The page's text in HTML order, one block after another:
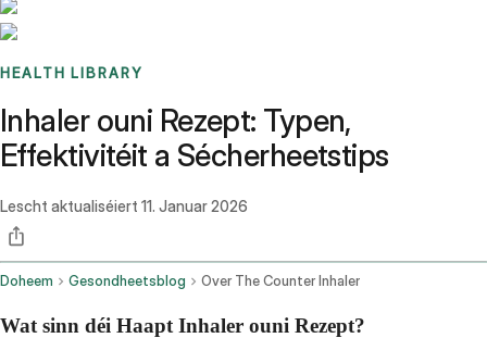
HEALTH LIBRARY
Inhaler ouni Rezept: Typen,
Effektivitéit a Sécherheetstips
Lescht aktualiséiert 11. Januar 2026
Doheem Gesondheetsblog Over The Counter Inhaler
Wat sinn déi Haapt Inhaler ouni Rezept?